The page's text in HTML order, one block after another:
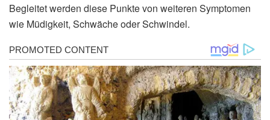
Begleitet werden diese Punkte von weiteren Symptomen
wie Müdigkeit, Schwäche oder Schwindel.